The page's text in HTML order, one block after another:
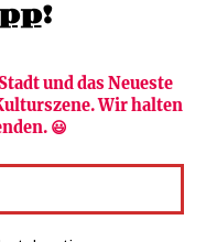
!
und das Neueste
Wir halten
😃